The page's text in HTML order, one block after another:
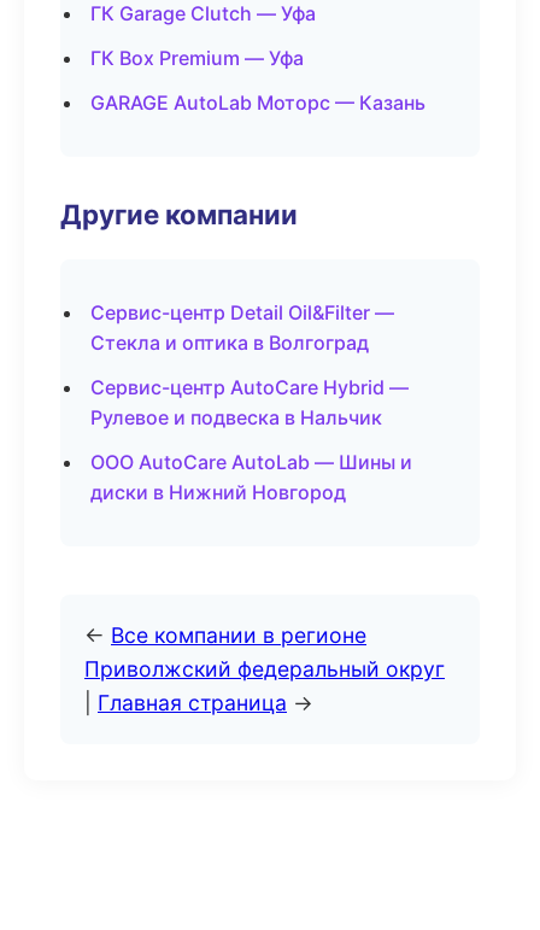
ГК Garage Clutch — Уфа
ГК Box Premium — Уфа
GARAGE AutoLab Моторс — Казань
Другие компании
Сервис-центр Detail Oil&Filter —
Стекла и оптика в Волгоград
Сервис-центр AutoCare Hybrid —
Рулевое и подвеска в Нальчик
ООО AutoCare AutoLab — Шины и
диски в Нижний Новгород
← Все компании в регионе
Приволжский федеральный округ
Главная страница →